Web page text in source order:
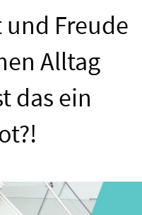
Freude
Alltag
das ein